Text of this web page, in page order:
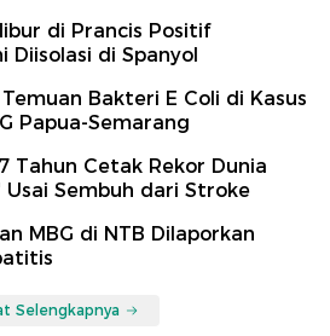
di Prancis Positif
Diisolasi di Spanyol
Bakteri E Coli di Kasus
Papua-Semarang
Tahun Cetak Rekor Dunia
Sembuh dari Stroke
MBG di NTB Dilaporkan
Selengkapnya